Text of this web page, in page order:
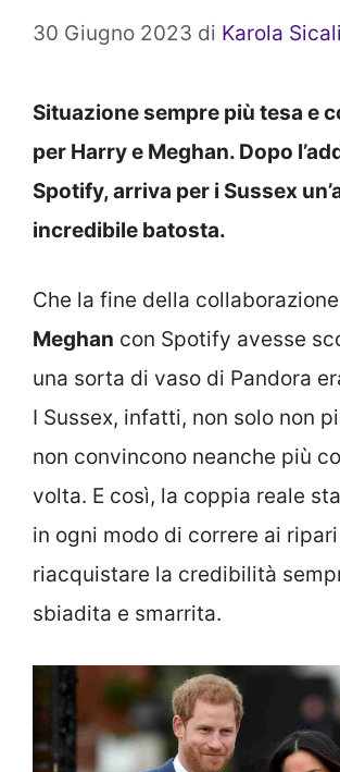
30 Giugno 2023 di Karola Sicali
Situazione sempre più tesa e
per Harry e Meghan. Dopo
Spotify, arriva per i Sussex
incredibile batosta.
Che la fine della
Meghan con Spotify avesse
una sorta di vaso di Pandora
I Sussex, infatti, non solo non
non convincono neanche più
volta. E così, la coppia reale
in ogni modo di correre ai
riacquistare la credibilità
sbiadita e smarrita.